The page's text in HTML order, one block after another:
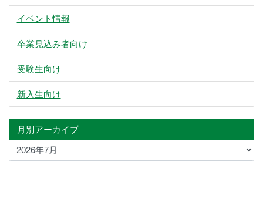
イベント情報
卒業見込み者向け
受験生向け
新入生向け
月別アーカイブ